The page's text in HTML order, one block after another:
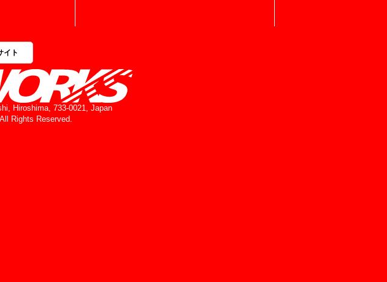
イト
Hiroshima, 733-0021, Japan
Rights Reserved.